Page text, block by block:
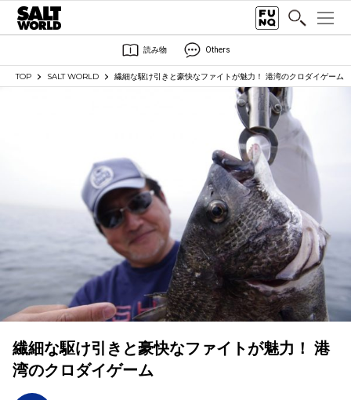
読み物 Others
TOP SALT WORLD 繊細な駆け引きと豪快なファイトが魅力！ 港湾のクロダイゲーム
繊細な駆け引きと豪快なファイトが魅力！ 港
湾のクロダイゲーム